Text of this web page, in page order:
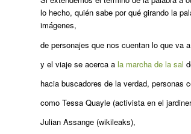
lo hecho, quién sabe por qué girando la
imágenes,
de personajes que nos cuentan lo que va
y el viaje se acerca a la marcha de la sal
hacia buscadores de la verdad, personas
como Tessa Quayle (activista en el
Julian Assange (wikileaks),